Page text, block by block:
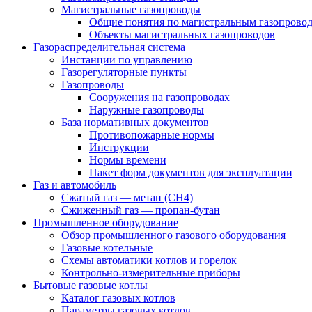
Магистральные газопроводы
Общие понятия по магистральным
Объекты магистральных газопроводов
Газораспределительная система
Инстанции по управлению
Газорегуляторные пункты
Газопроводы
Сооружения на газопроводах
Наружные газопроводы
База нормативных документов
Противопожарные нормы
Инструкции
Нормы времени
Пакет форм документов для эксплуатации
Газ и автомобиль
Сжатый газ — метан (CH4)
Сжиженный газ — пропан-бутан
Промышленное оборудование
Обзор промышленного газового оборудования
Газовые котельные
Схемы автоматики котлов и горелок
Контрольно-измерительные приборы
Бытовые газовые котлы
Каталог газовых котлов